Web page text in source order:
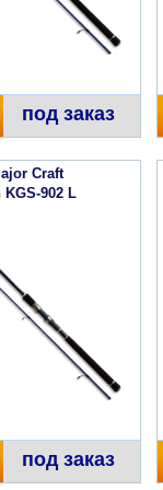
под заказ
Craft
902 L
под заказ